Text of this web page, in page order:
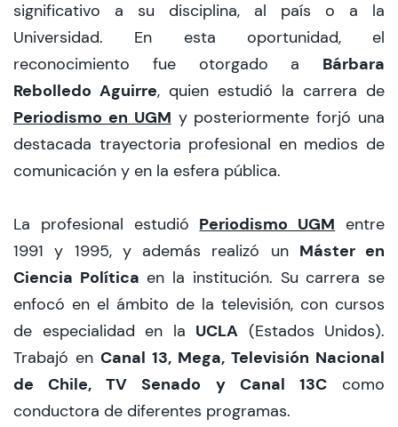
significativo a su disciplina, al país o a la
Universidad. En esta oportunidad, el
reconocimiento fue otorgado a Bárbara
Rebolledo Aguirre, quien estudió la carrera de
Periodismo en UGM y posteriormente forjó una
destacada trayectoria profesional en medios de
comunicación y en la esfera pública.
La profesional estudió Periodismo UGM entre
1991 y 1995, y además realizó un Máster en
Ciencia Política en la institución. Su carrera se
enfocó en el ámbito de la televisión, con cursos
de especialidad en la UCLA (Estados Unidos).
Trabajó en Canal 13, Mega, Televisión Nacional
de Chile, TV Senado y Canal 13Ccomo
conductora de diferentes programas.